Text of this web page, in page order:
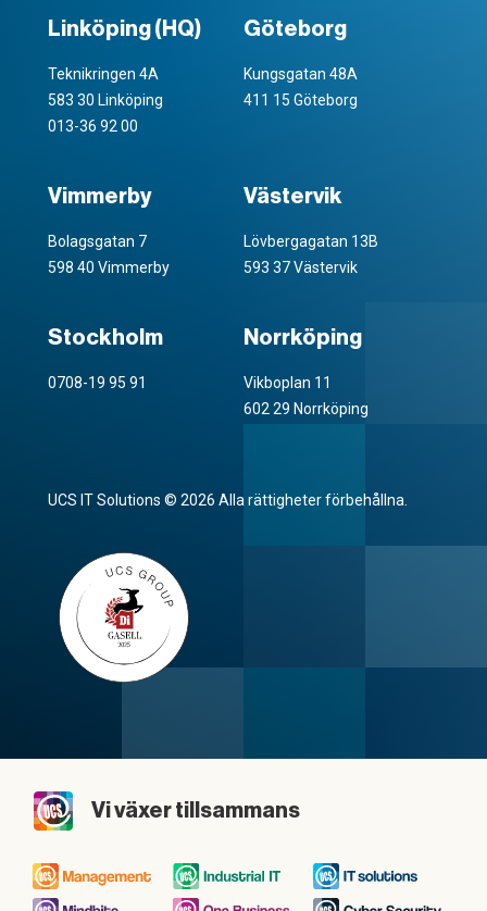
Linköping (HQ)
Teknikringen 4A
583 30 Linköping
013-36 92 00
Göteborg
Kungsgatan 48A
411 15 Göteborg
Vimmerby
Bolagsgatan 7
598 40 Vimmerby
Västervik
Lövbergagatan 13B
593 37 Västervik
Stockholm
0708-19 95 91
Norrköping
Vikboplan 11
602 29 Norrköping
UCS IT Solutions © 2026 Alla rättigheter förbehållna.
Vi växer tillsammans